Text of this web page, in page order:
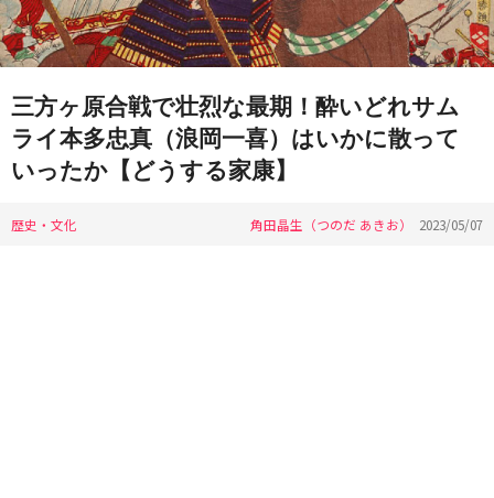
三方ヶ原合戦で壮烈な最期！酔いどれサム
ライ本多忠真（浪岡一喜）はいかに散って
いったか【どうする家康】
歴史・文化 角田晶生（つのだ あきお） 2023/05/07